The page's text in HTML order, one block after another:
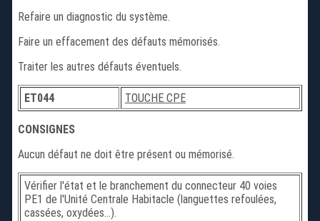
Refaire un diagnostic du système.
Faire un effacement des défauts mémorisés.
Traiter les autres défauts éventuels.
ET044 TOUCHE CPE
CONSIGNES
Aucun défaut ne doit être présent ou mémorisé.
Vérifier l'état et le branchement du connecteur 40 voies
PE1 de l'Unité Centrale Habitacle (languettes refoulées,
cassées, oxydées...).